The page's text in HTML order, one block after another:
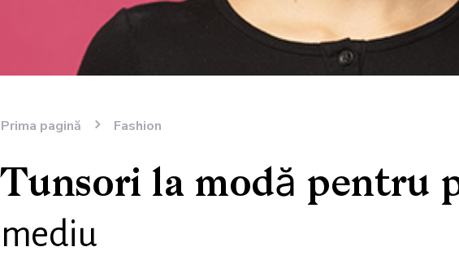
Prima pagină Fashion
Tunsori la modă pentru
mediu